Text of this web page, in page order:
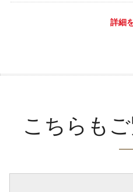
詳細
こちらも